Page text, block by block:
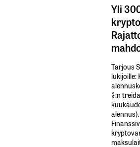
Yli
Tarjous
lukijoille:
%:n